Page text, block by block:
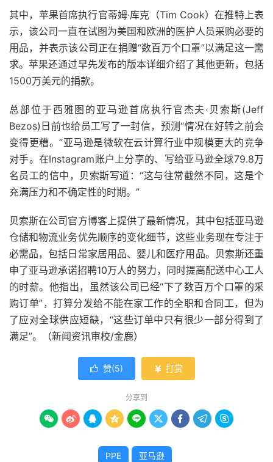
其中，苹果首席执行官蒂姆·库克（Tim Cook）在推特上表
示，该公司一直在试图为美国和欧洲的医护人员采购必要的
用品，并表示该公司正在捐赠“数百万个口罩”以满足这一需
求。苹果还通过早先发布的版本详细介绍了其他更新，包括
1500万美元的捐款。
总部位于西雅图的亚马逊首席执行官杰夫·贝索斯(Jeff
Bezos)日前也给员工写了一封信，预测“情况在好转之前会
变得更糟。”亚马逊是微软在云计算行业中规模更大的竞争
对手。在Instagram账户上分享的、写给亚马逊全球79.8万
名员工的信中，贝索斯写道：“这与往常截然不同，这是个
充满压力和不确定性的时期。”
贝索斯在公司官方博客上提供了最新情况，其中包括亚马逊
仓储和物流业务优先顺序的变化细节，这些业务现在专注于
必需品，包括日常家居用品、婴儿和医疗用品。贝索斯还重
申了亚马逊承诺招聘10万人的努力，同时提高配送中心工人
的时薪。他指出，虽然该公司已经“下了数百万个口罩的采
购订单”，打算分发给不能在家工作的全职和合同工，但为
了应对全球供应短缺，“这些订单中只有很少一部分得到了
满足”。（新闻资讯审校/金鹿）
 赞(5)  打赏
分享到
        
PPE 亚马逊